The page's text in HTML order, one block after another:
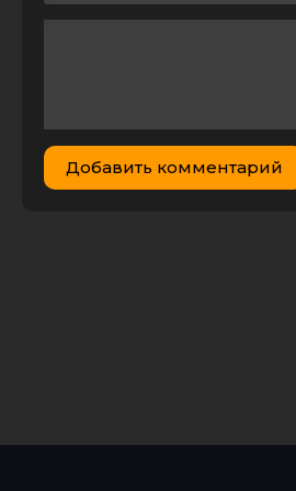
монахини / The
Nun (2018)
751.87
0
sunyeodeul /
Dark Nuns
(2025) WEB-DL
5.53 GB 3
TXT, RTF, FB3
Добавить комментарий